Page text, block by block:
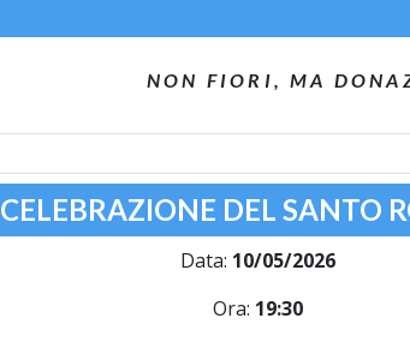
NON FIORI, MA
CELEBRAZIONE DEL SANTO
Data: 10/05/2026
Ora: 19:30